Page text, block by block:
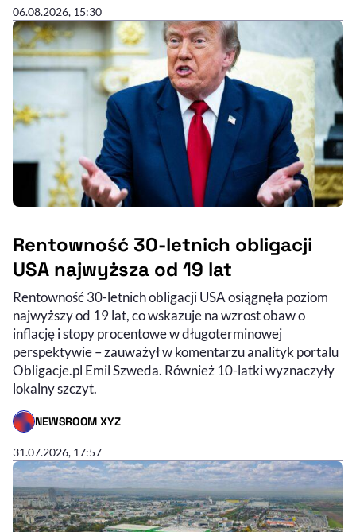
06.08.2026, 15:30
Rentowność 30-letnich obligacji
USA najwyższa od 19 lat
Rentowność 30-letnich obligacji USA osiągnęła poziom
najwyższy od 19 lat, co wskazuje na wzrost obaw o
inflację i stopy procentowe w długoterminowej
perspektywie – zauważył w komentarzu analityk portalu
Obligacje.pl Emil Szweda. Również 10-latki wyznaczyły
lokalny szczyt.
NEWSROOM XYZ
- AUTOR ARTYKUŁU - PROFIL
31.07.2026, 17:57